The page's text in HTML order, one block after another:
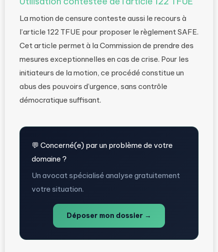
La motion de censure conteste aussi le recours à
l’article 122 TFUE pour proposer le règlement SAFE.
Cet article permet à la Commission de prendre des
mesures exceptionnelles en cas de crise. Pour les
initiateurs de la motion, ce procédé constitue un
abus des pouvoirs d’urgence, sans contrôle
démocratique suffisant.
💬 Concerné(e) par un problème de votre
domaine ?
Un avocat spécialisé analyse gratuitement
votre situation.
Déposer mon dossier →